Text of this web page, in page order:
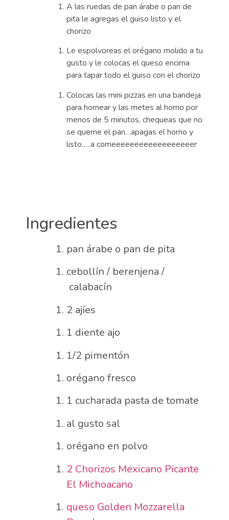
A las ruedas de pan árabe o pan de
pita le agregas el guiso listo y el
chorizo
Le espolvoreas el orégano molido a tu
gusto y le colocas el queso encima
para tapar todo el guiso con el chorizo
Colocas las mini pizzas en una bandeja
para hornear y las metes al horno por
menos de 5 minutos, chequeas que no
se queme el pan…apagas el horno y
listo…..a comeeeeeeeeeeeeeeeeeer
Ingredientes
pan árabe o pan de pita
cebollín / berenjena /
calabacín
2 ajíes
1 diente ajo
1/2 pimentón
orégano fresco
1 cucharada pasta de tomate
al gusto sal
orégano en polvo
2 Chorizos Mexicano Picante
El Michoacano
queso Golden Mozzarella